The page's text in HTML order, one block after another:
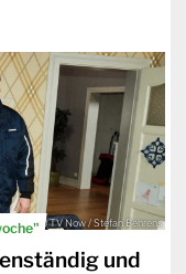
© TV Now / Stefan Behrens
und